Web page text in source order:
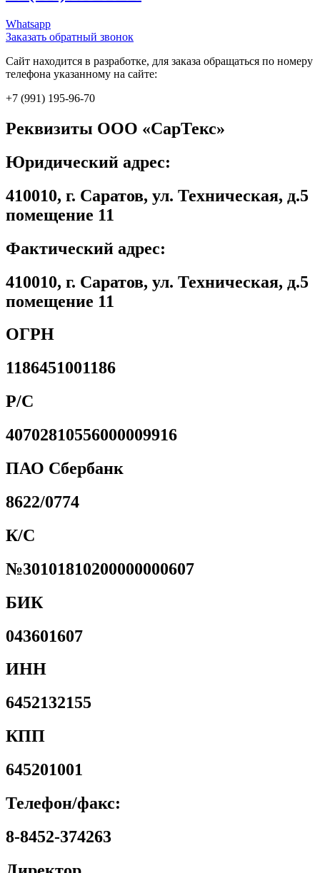
Whatsapp
Заказать обратный звонок
Сайт находится в разработке, для заказа обращаться по номеру
телефона указанному на сайте:
+7 (991) 195-96-70
Реквизиты ООО «СарТекс»
Юридический адрес:
410010, г. Саратов, ул. Техническая, д.5
помещение 11
Фактический адрес:
410010, г. Саратов, ул. Техническая, д.5
помещение 11
ОГРН
1186451001186
Р/С
40702810556000009916
ПАО Сбербанк
8622/0774
К/С
№30101810200000000607
БИК
043601607
ИНН
6452132155
КПП
645201001
Телефон/факс:
8-8452-374263